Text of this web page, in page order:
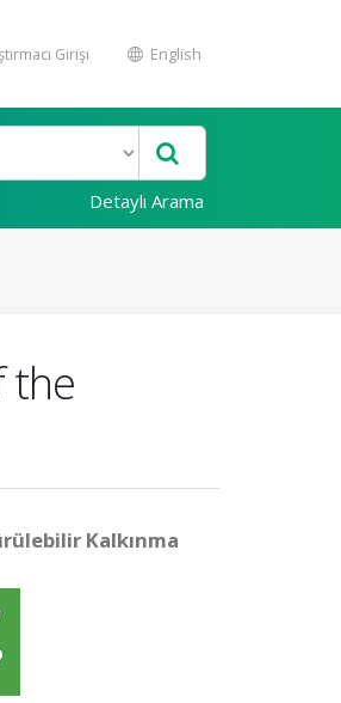
Girişi English
Detaylı Arama
the
Kalkınma